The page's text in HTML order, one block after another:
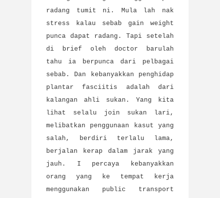
radang tumit ni. Mula lah nak
stress kalau sebab gain weight
punca dapat radang. Tapi setelah
di brief oleh doctor barulah
tahu ia berpunca dari pelbagai
sebab. Dan kebanyakkan penghidap
plantar fasciitis adalah dari
kalangan ahli sukan. Yang kita
lihat selalu join sukan lari,
melibatkan penggunaan kasut yang
salah, berdiri terlalu lama,
berjalan kerap dalam jarak yang
jauh. I percaya kebanyakkan
orang yang ke tempat kerja
menggunakan public transport